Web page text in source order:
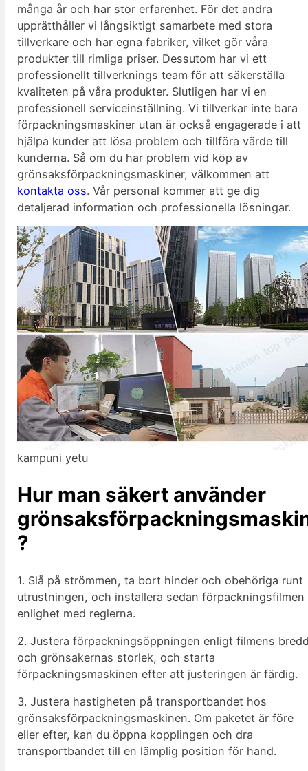
många år och har stor erfarenhet. För det andra
upprätthåller vi långsiktigt samarbete med stora
tillverkare och har egna fabriker, vilket gör våra
produkter till rimliga priser. Dessutom har vi ett
professionellt tillverknings team för att säkerställa
kvaliteten på våra produkter. Slutligen har vi en
professionell serviceinställning. Vi tillverkar inte bara
förpackningsmaskiner utan är också engagerade i att
hjälpa kunder att lösa problem och tillföra värde till
kunderna. Så om du har problem vid köp av
grönsaksförpackningsmaskiner, välkommen att
kontakta oss. Vår personal kommer att ge dig
detaljerad information och professionella lösningar.
kampuni yetu
Hur man säkert använder
?
1. Slå på strömmen, ta bort hinder och obehöriga runt
utrustningen, och installera sedan förpackningsfilmen
enlighet med reglerna.
2. Justera förpackningsöppningen enligt filmens
och grönsakernas storlek, och starta
förpackningsmaskinen efter att justeringen är färdig.
3. Justera hastigheten på transportbandet hos
grönsaksförpackningsmaskinen. Om paketet är före
eller efter, kan du öppna kopplingen och dra
transportbandet till en lämplig position för hand.